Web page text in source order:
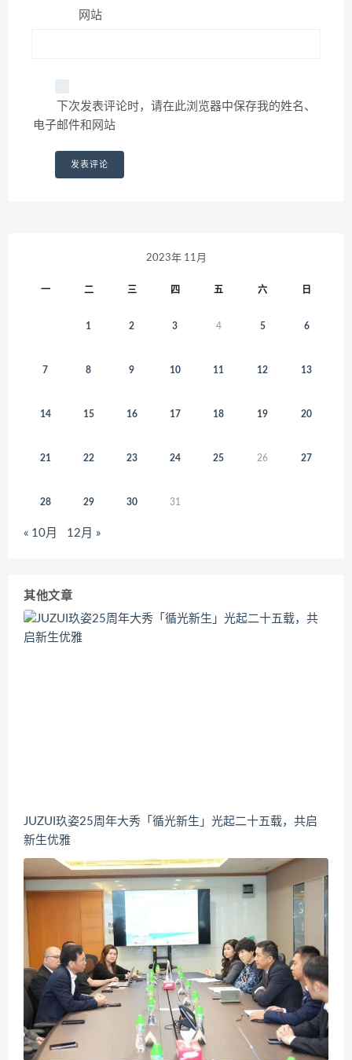
网站
下次发表评论时，请在此浏览器中保存我的姓名、
电子邮件和网站
2023年 11月
一 二 三 四 五 六 日
1 2 3 4 5 6
7 8 9 10 11 12 13
14 15 16 17 18 19 20
21 22 23 24 25 26 27
28 29 30 31
« 10月 12月 »
其他文章
JUZUI玖姿25周年大秀「循光新生」光起二十五载，共启
新生优雅